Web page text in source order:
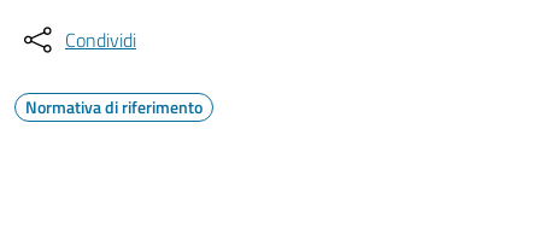
Condividi
Normativa di riferimento